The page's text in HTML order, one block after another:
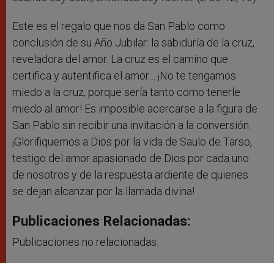
Este es el regalo que nos da San Pablo como
conclusión de su Año Jubilar: la sabiduría de la cruz,
reveladora del amor. La cruz es el camino que
certifica y autentifica el amor… ¡No te tengamos
miedo a la cruz, porque sería tanto como tenerle
miedo al amor! Es imposible acercarse a la figura de
San Pablo sin recibir una invitación a la conversión.
¡Glorifiquemos a Dios por la vida de Saulo de Tarso,
testigo del amor apasionado de Dios por cada uno
de nosotros y de la respuesta ardiente de quienes
se dejan alcanzar por la llamada divina!
Publicaciones Relacionadas:
Publicaciones no relacionadas.